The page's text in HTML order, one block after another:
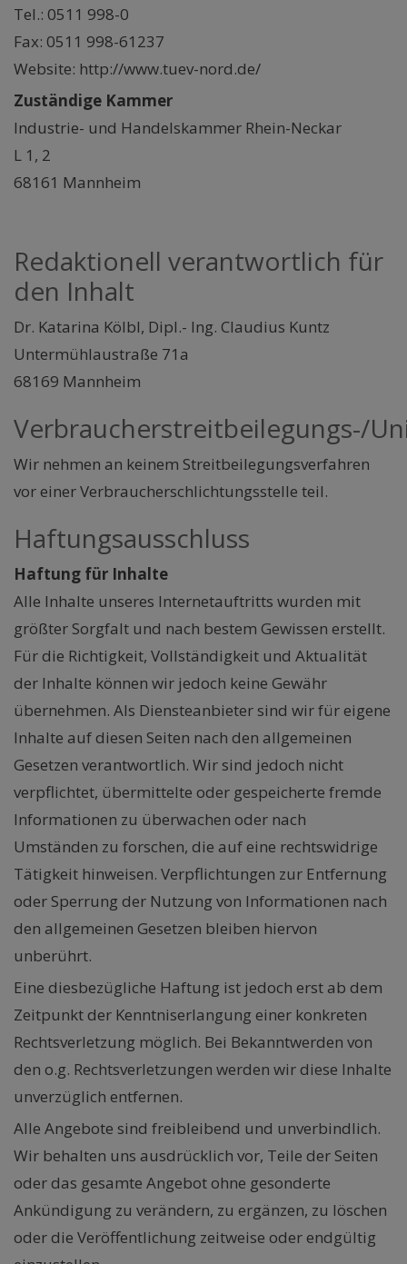
Tel.: 0511 998-0
Fax: 0511 998-61237
Website: http://www.tuev-nord.de/
Zuständige Kammer
Industrie- und Handelskammer Rhein-Neckar
L 1, 2
68161 Mannheim
Redaktionell verantwortlich für
den Inhalt
Dr. Katarina Kölbl, Dipl.- Ing. Claudius Kuntz
Untermühlaustraße 71a
68169 Mannheim
Verbraucherstreitbeilegungs-/
Wir nehmen an keinem Streitbeilegungsverfahren
vor einer Verbraucherschlichtungsstelle teil.
Haftungsausschluss
Haftung für Inhalte
Alle Inhalte unseres Internetauftritts wurden mit
größter Sorgfalt und nach bestem Gewissen erstellt.
Für die Richtigkeit, Vollständigkeit und Aktualität
der Inhalte können wir jedoch keine Gewähr
übernehmen. Als Diensteanbieter sind wir für eigene
Inhalte auf diesen Seiten nach den allgemeinen
Gesetzen verantwortlich. Wir sind jedoch nicht
verpflichtet, übermittelte oder gespeicherte fremde
Informationen zu überwachen oder nach
Umständen zu forschen, die auf eine rechtswidrige
Tätigkeit hinweisen. Verpflichtungen zur Entfernung
oder Sperrung der Nutzung von Informationen nach
den allgemeinen Gesetzen bleiben hiervon
unberührt.
Eine diesbezügliche Haftung ist jedoch erst ab dem
Zeitpunkt der Kenntniserlangung einer konkreten
Rechtsverletzung möglich. Bei Bekanntwerden von
den o.g. Rechtsverletzungen werden wir diese Inhalte
unverzüglich entfernen.
Alle Angebote sind freibleibend und unverbindlich.
Wir behalten uns ausdrücklich vor, Teile der Seiten
oder das gesamte Angebot ohne gesonderte
Ankündigung zu verändern, zu ergänzen, zu löschen
oder die Veröffentlichung zeitweise oder endgültig